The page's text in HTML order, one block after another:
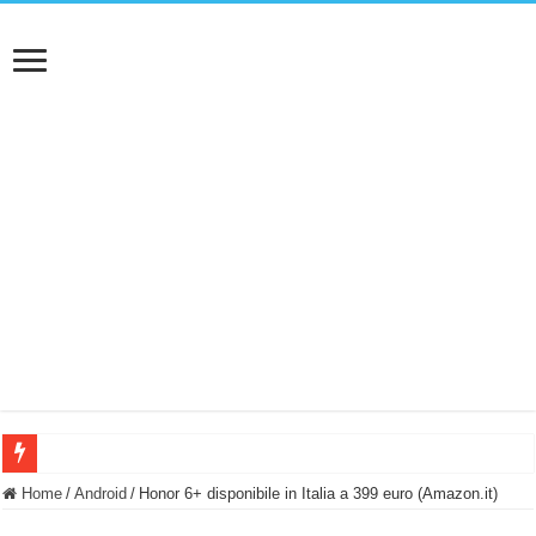
BASTA FATICARE! Questo robot tagliaerba lo appoggi e fa tutto lui! (Senza
Home / Android / Honor 6+ disponibile in Italia a 399 euro (Amazon.it)